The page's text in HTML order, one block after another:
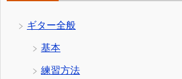
ギター全般
基本
練習方法